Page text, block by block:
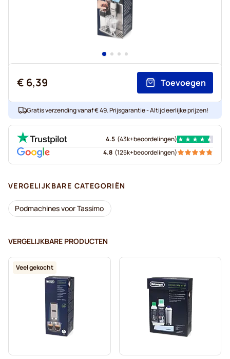
€ 6,39 Toevoegen
Gratis verzending vanaf € 49. Prijsgarantie - Altijd eerlijke prijzen!
4.5 (43k+beoordelingen)
4.8 (125k+beoordelingen)
VERGELIJKBARE CATEGORIËN
Podmachines voor Tassimo
VERGELIJKBARE PRODUCTEN
Veel gekocht